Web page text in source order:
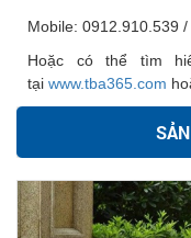
Mobile: 0912.910.539
Hoặc có thể tìm
tại www.tba365.com